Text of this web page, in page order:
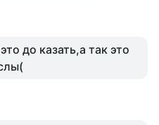
до казать,а так это